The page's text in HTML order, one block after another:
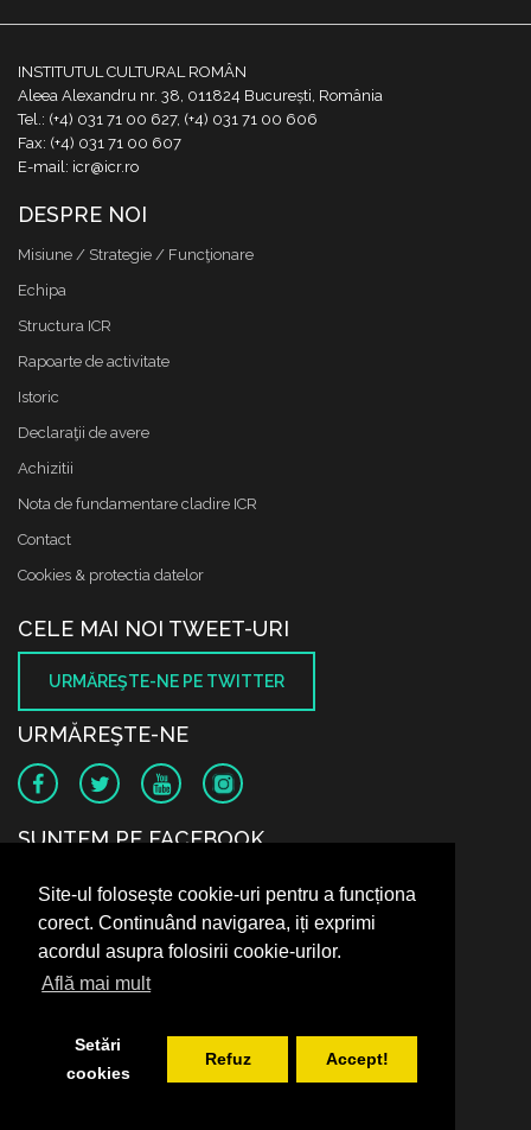
Site-ul folosește cookie-uri pentru a funcționa
corect. Continuând navigarea, iți exprimi
acordul asupra folosirii cookie-urilor.
Află mai mult
Setări
cookies
Refuz Accept!
INSTITUTUL CULTURAL ROMÂN
Aleea Alexandru nr. 38, 011824 București, România
Tel.: (+4) 031 71 00 627, (+4) 031 71 00 606
Fax: (+4) 031 71 00 607
E-mail: icr@icr.ro
DESPRE NOI
Misiune / Strategie / Funcţionare
Echipa
Structura ICR
Rapoarte de activitate
Istoric
Declaraţii de avere
Achizitii
Nota de fundamentare cladire ICR
Contact
Cookies & protectia datelor
CELE MAI NOI TWEET-URI
URMĂREŞTE-NE PE TWITTER
URMĂREŞTE-NE
SUNTEM PE FACEBOOK